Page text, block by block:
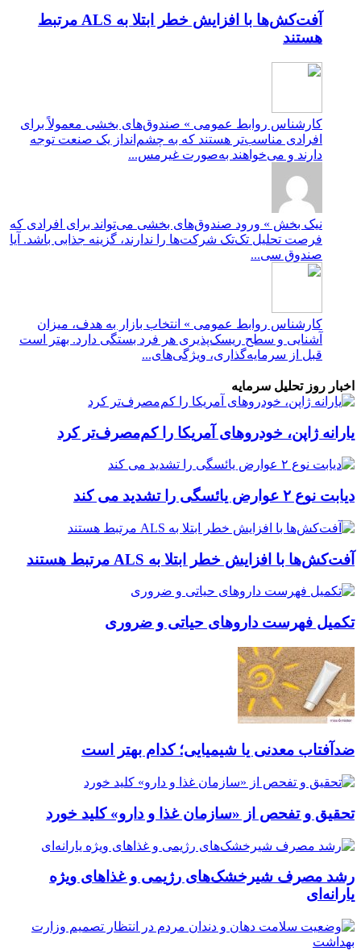
آفت‌کش‌ها با افزایش خطر ابتلا به ALS مرتبط
هستند
کارشناس روابط عمومی » صندوق‌های بخشی معمولاً برای
افرادی مناسب‌تر هستند که به چشم‌انداز یک صنعت توجه
دارند و می‌خواهند به‌صورت غیرمس...
نیک بخش » ورود صندوق‌های بخشی می‌تواند برای افرادی که
فرصت تحلیل تک‌تک شرکت‌ها را ندارند، گزینه جذابی باشد. آیا
صندوق سی...
کارشناس روابط عمومی » انتخاب بازار به هدف، میزان
آشنایی و سطح ریسک‌پذیری هر فرد بستگی دارد. بهتر است
قبل از سرمایه‌گذاری، ویژگی‌های...
اخبار روز تحلیل سرمایه
یارانه ژاپن، خودروهای آمریکا را کم‌مصرف‌تر کرد
دیابت نوع ۲ عوارض یائسگی را تشدید می کند
آفت‌کش‌ها با افزایش خطر ابتلا به ALS مرتبط هستند
تکمیل فهرست داروهای حیاتی و ضروری
ضدآفتاب‌ معدنی یا شیمیایی؛ کدام بهتر است
تحقیق و تفحص از «سازمان غذا و دارو» کلید خورد
رشد مصرف شیرخشک‌های رژیمی و غذاهای ویژه
یارانه‌ای